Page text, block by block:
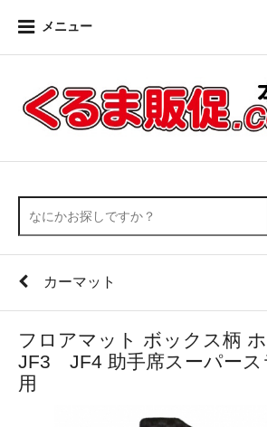
メニュー
カーマット
フロアマット ボックス柄
JF3 JF4 助手席スーパース
用